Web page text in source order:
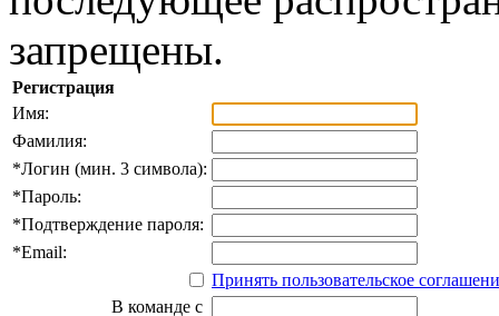
запрещены.
Регистрация
Имя:
Фамилия:
*Логин (мин. 3 символа):
*Пароль:
*Подтверждение пароля:
*Email:
Принять пользовательское
В команде с